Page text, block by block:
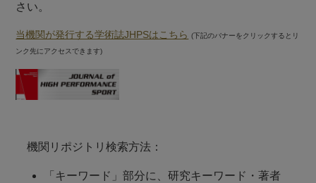
さい。
当機関が発行する学術誌JHPSはこちら (下記のバナーをクリックするとリ
ンク先にアクセスできます)
機関リポジトリ検索方法：
「キーワード」部分に、研究キーワード・著者